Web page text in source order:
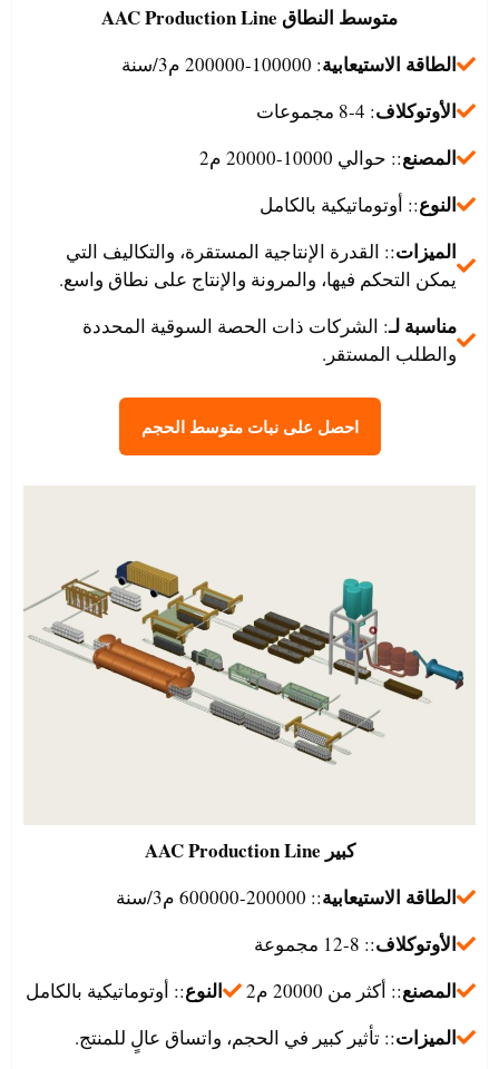
متوسط النطاق AAC Production Line
الطاقة الاستيعابية: 100000-200000 م3/سنة
الأوتوكلاف: 4-8 مجموعات
المصنع:: حوالي 10000-20000 م2
النوع:: أوتوماتيكية بالكامل
الميزات:: القدرة الإنتاجية المستقرة، والتكاليف التي
يمكن التحكم فيها، والمرونة والإنتاج على نطاق واسع.
مناسبة لـ: الشركات ذات الحصة السوقية المحددة
والطلب المستقر.
احصل على نبات متوسط الحجم
كبير AAC Production Line
الطاقة الاستيعابية:: 200000-600000 م3/سنة
الأوتوكلاف:: 8-12 مجموعة
المصنع:: أكثر من 20000 م2 النوع:: أوتوماتيكية بالكامل
الميزات:: تأثير كبير في الحجم، واتساق عالٍ للمنتج.